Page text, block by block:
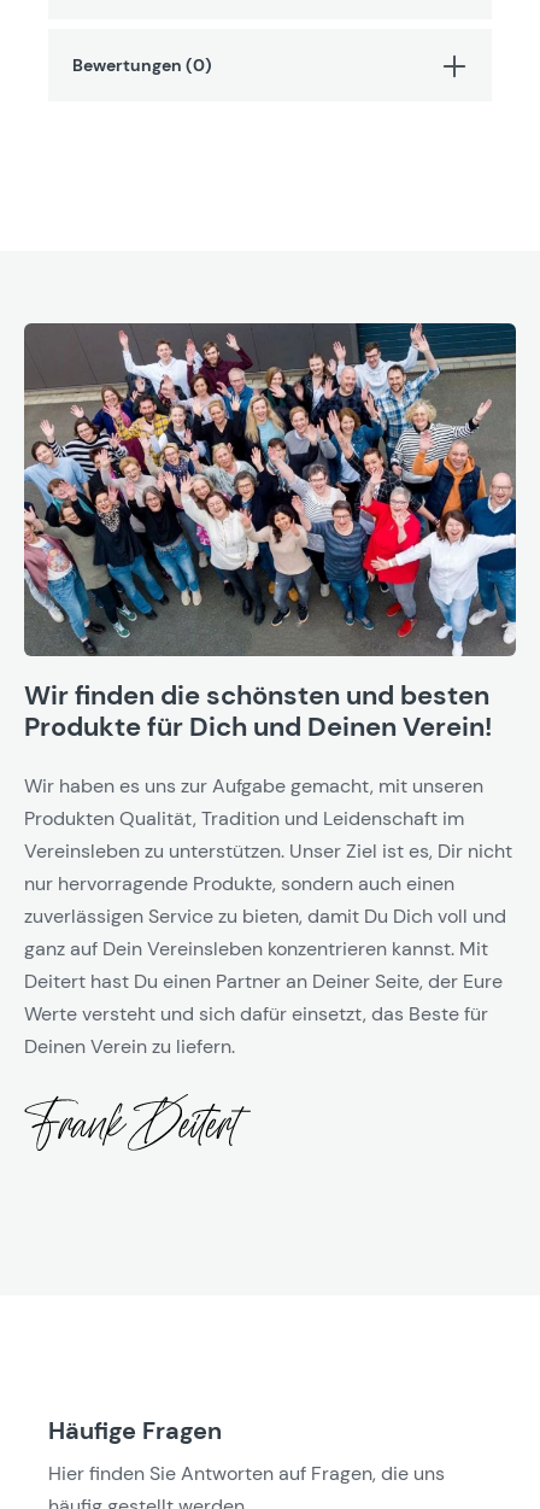
Bewertungen (0)
Wir finden die schönsten und besten
Produkte für Dich und Deinen Verein!
Wir haben es uns zur Aufgabe gemacht, mit unseren
Produkten Qualität, Tradition und Leidenschaft im
Vereinsleben zu unterstützen. Unser Ziel ist es, Dir nicht
nur hervorragende Produkte, sondern auch einen
zuverlässigen Service zu bieten, damit Du Dich voll und
ganz auf Dein Vereinsleben konzentrieren kannst. Mit
Deitert hast Du einen Partner an Deiner Seite, der Eure
Werte versteht und sich dafür einsetzt, das Beste für
Deinen Verein zu liefern.
Häufige Fragen
Hier finden Sie Antworten auf Fragen, die uns